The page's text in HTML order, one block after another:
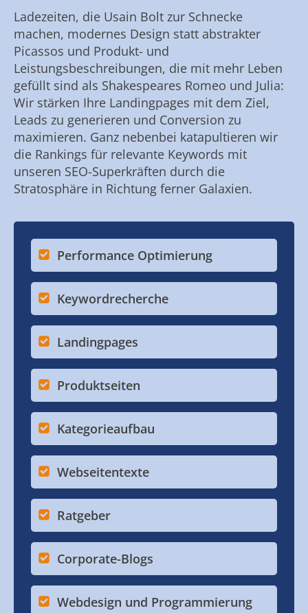
Ladezeiten, die Usain Bolt zur Schnecke
machen, modernes Design statt abstrakter
Picassos und Produkt- und
Leistungsbeschreibungen, die mit mehr Leben
gefüllt sind als Shakespeares Romeo und Julia:
Wir stärken Ihre Landingpages mit dem Ziel,
Leads zu generieren und Conversion zu
maximieren. Ganz nebenbei katapultieren wir
die Rankings für relevante Keywords mit
unseren SEO-Superkräften durch die
Stratosphäre in Richtung ferner Galaxien.
Performance Optimierung
Keywordrecherche
Landingpages
Produktseiten
Kategorieaufbau
Webseitentexte
Ratgeber
Corporate-Blogs
Webdesign und Programmierung